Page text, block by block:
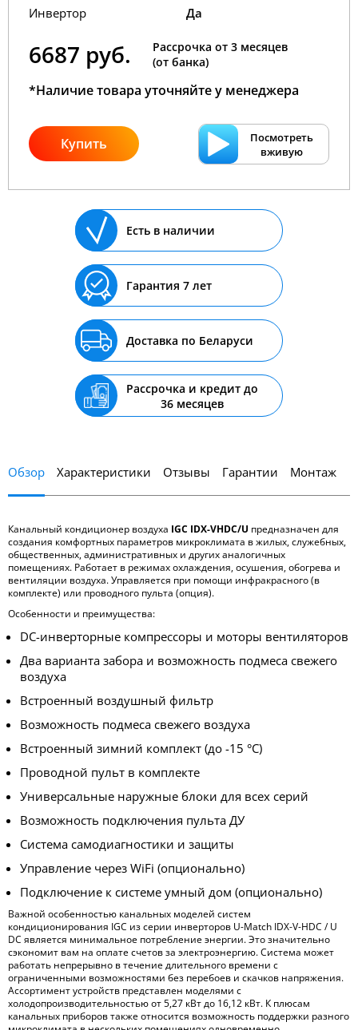
Инвертор
Да
6687 руб.
Рассрочка от 3 месяцев
(от банка)
*Наличие товара уточняйте у менеджера
Купить
Посмотреть
вживую
Есть в наличии
Гарантия 7 лет
Доставка по Беларуси
Рассрочка и кредит до
36 месяцев
Обзор Характеристики Отзывы Гарантии Монтаж
Канальный кондиционер воздуха IGC IDХ-VHDC/U предназначен для
создания комфортных параметров микроклимата в жилых, служебных,
общественных, административных и других аналогичных
помещениях. Работает в режимах охлаждения, осушения, обогрева и
вентиляции воздуха. Управляется при помощи инфракрасного (в
комплекте) или проводного пульта (опция).
Особенности и преимущества:
DС-инверторные компрессоры и моторы вентиляторов
Два варианта забора и возможность подмеса свежего
воздуха
Встроенный воздушный фильтр
Возможность подмеса свежего воздуха
Встроенный зимний комплект (до -15 °С)
Проводной пульт в комплекте
Универсальные наружные блоки для всех серий
Возможность подключения пульта ДУ
Система самодиагностики и защиты
Управление через WiFi (опционально)
Подключение к системе умный дом (опционально)
Важной особенностью канальных моделей систем
кондиционирования IGC из серии инверторов U-Match IDX-V-HDC / U
DC является минимальное потребление энергии. Это значительно
сэкономит вам на оплате счетов за электроэнергию. Система может
работать непрерывно в течение длительного времени с
ограниченными возможностями без перебоев и скачков напряжения.
Ассортимент устройств представлен моделями с
холодопроизводительностью от 5,27 кВт до 16,12 кВт. К плюсам
канальных приборов также относится возможность поддержки разного